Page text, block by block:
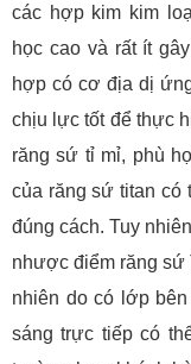
các hợp kim kim
học cao và rất ít
hợp có cơ địa dị
chịu lực tốt để thực
răng sứ tỉ mỉ, phù
của răng sứ titan có
đúng cách. Tuy
nhược điểm răng sứ
nhiên do có lớp
sáng trực tiếp có